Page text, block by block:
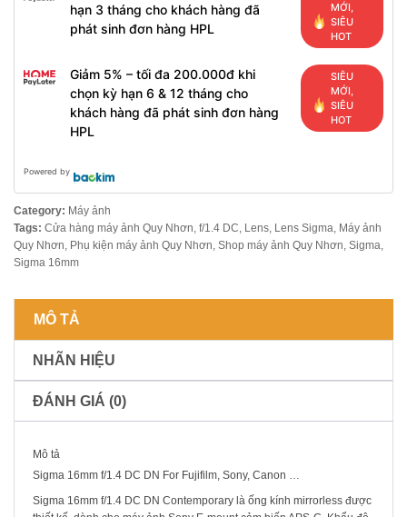
hạn 3 tháng cho khách hàng đã
phát sinh đơn hàng HPL
MỚI,
SIÊU
HOT
Giảm 5% – tối đa 200.000đ khi
chọn kỳ hạn 6 & 12 tháng cho
khách hàng đã phát sinh đơn hàng
HPL
SIÊU
MỚI,
SIÊU
HOT
Powered by
Category: Máy ảnh
Tags: Cửa hàng máy ảnh Quy Nhơn, f/1.4 DC, Lens, Lens Sigma, Máy ảnh
Quy Nhơn, Phụ kiện máy ảnh Quy Nhơn, Shop máy ảnh Quy Nhơn, Sigma,
Sigma 16mm
MÔ TẢ
NHÃN HIỆU
ĐÁNH GIÁ (0)
Mô tả
Sigma 16mm f/1.4 DC DN For Fujifilm, Sony, Canon …
Sigma 16mm f/1.4 DC DN Contemporary là ống kính mirrorless được